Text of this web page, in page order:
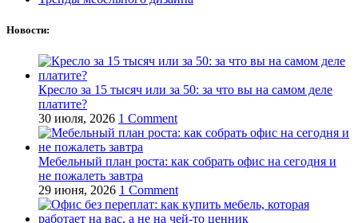
Новости:
Кресло за 15 тысяч или за 50: за что вы на самом деле
платите?
30 июля, 2026 1 Comment
Мебельный план роста: как собрать офис на сегодня и
не пожалеть завтра
29 июня, 2026 1 Comment